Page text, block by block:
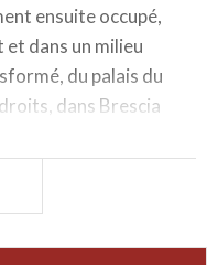
ensuite occupé,
dans un milieu
du palais du
dans Brescia
la stratification
la ville. De la place
parcours à